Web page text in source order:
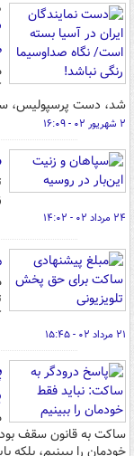
شد، دست پرسپولیس،
۲ شهریور ۰۲ - ۱۶:۰۹
۲۴ مرداد ۰۲ - ۱۴:۰۲
۲۱ مرداد ۰۲ - ۱۵:۴۵
ساکت به قانون سقف
خودمان را ببینیم، بلکه